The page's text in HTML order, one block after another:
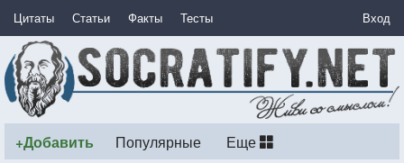
Цитаты Статьи Факты Тесты Вход
+Добавить Популярные Еще